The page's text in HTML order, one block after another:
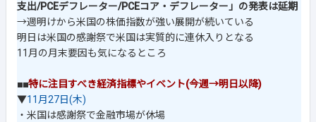
支出/PCEデフレーター/PCEコア・デフレーター」の発表は延期
→週明けから米国の株価指数が強い展開が続いている
明日は米国の感謝祭で米国は実質的に連休入りとなる
11月の月末要因も気になるところ
■■特に注目すべき経済指標やイベント(今週→明日以降)
▼11月27日(木)
・米国は感謝祭で金融市場が休場